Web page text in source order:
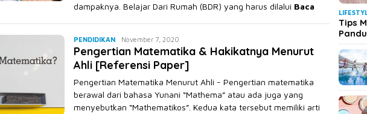
dampaknya. Belajar Dari Rumah (BDR) yang harus dilalui Baca
PENDIDIKANAgeng
Triyono
November 7, 2020
Pengertian Matematika & Hakikatnya Menurut
Ahli [Referensi Paper]
Pengertian Matematika Menurut Ahli - Pengertian matematika
berawal dari bahasa Yunani “Mathema” atau ada juga yang
menyebutkan “Mathematikos”. Kedua kata tersebut memiliki arti
Tips